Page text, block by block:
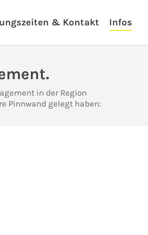
& Kontakt Infos
in der Region
Pinnwand gelegt haben: